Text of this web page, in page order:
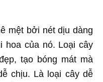
mệt bởi nét dịu dàng
hoa của nó. Loại cây
tạo bóng mát mà
chịu. Là loại cây dễ